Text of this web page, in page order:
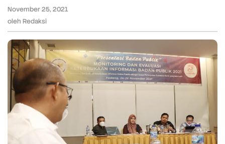
menjadi
terbaik.
November 25, 2021
oleh Redaksi